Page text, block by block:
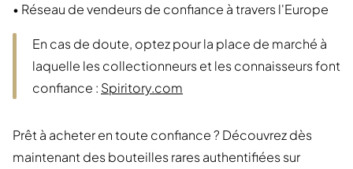
• Réseau de vendeurs de confiance à travers l'Europe
En cas de doute, optez pour la place de marché à
laquelle les collectionneurs et les connaisseurs font
confiance : Spiritory.com
Prêt à acheter en toute confiance ? Découvrez dès
maintenant des bouteilles rares authentifiées sur